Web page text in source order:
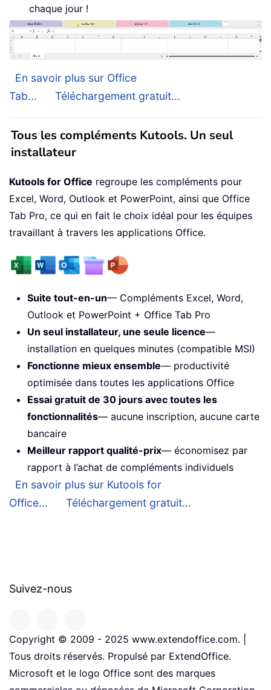
chaque jour !
En savoir plus sur Office
Tab...
Téléchargement gratuit...
Tous les compléments Kutools. Un seul
installateur
Kutools for Office regroupe les compléments pour
Excel, Word, Outlook et PowerPoint, ainsi que Office
Tab Pro, ce qui en fait le choix idéal pour les équipes
travaillant à travers les applications Office.
Suite tout-en-un— Compléments Excel, Word,
Outlook et PowerPoint + Office Tab Pro
Un seul installateur, une seule licence—
installation en quelques minutes (compatible MSI)
Fonctionne mieux ensemble— productivité
optimisée dans toutes les applications Office
Essai gratuit de 30 jours avec toutes les
fonctionnalités— aucune inscription, aucune carte
bancaire
Meilleur rapport qualité-prix— économisez par
rapport à l’achat de compléments individuels
En savoir plus sur Kutools for
Office...
Téléchargement gratuit…
Suivez-nous
Copyright © 2009 - 2025 www.extendoffice.com. |
Tous droits réservés. Propulsé par ExtendOffice.
Microsoft et le logo Office sont des marques